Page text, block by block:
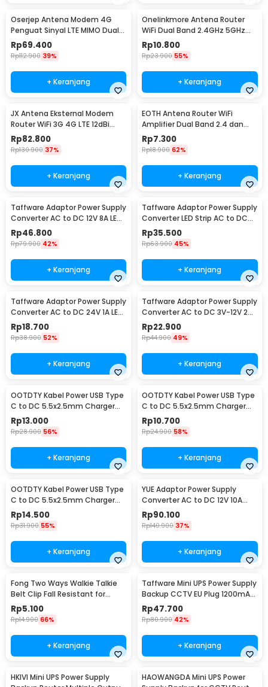
Oserjep Antena Modem 4G
Penguat Sinyal LTE MIMO Dual
SMA 700-2600MHz - LF-
ANT4G01
Rp69.400
Rp112.900 39%
+ Keranjang
Onelinkmore Antena Router
WiFi Dual Band 2.4GHz 5GHz
10dBi RP-SMA Male
Rp10.800
Rp23.900 55%
+ Keranjang
JX Antena Eksternal Modem
Router WiFi 3G 4G LTE 12dBi
Konektor SMA - GJX-698-
3800-10
Rp82.800
Rp130.900 37%
+ Keranjang
EOTH Antena Router WiFi
Amplifier Dual Band 2.4 dan
5GHz RP-SMA Male
Rp7.300
Rp18.900 62%
+ Keranjang
Taffware Adaptor Power Supply
Converter AC to DC 12V 8A LED
Strip - 1280
Rp46.800
Rp79.900 42%
+ Keranjang
Taffware Adaptor Power Supply
Converter LED Strip AC to DC
12V 4A - 1240
Rp35.500
Rp63.900 45%
+ Keranjang
Taffware Adaptor Power Supply
Converter AC to DC 24V 1A LED
Strip - 2410
Rp18.700
Rp38.900 52%
+ Keranjang
Taffware Adaptor Power Supply
Converter AC to DC 3V-12V 2A
Adjustable - 31220
Rp22.900
Rp44.900 49%
+ Keranjang
OOTDTY Kabel Power USB Type
C to DC 5.5x2.5mm Charger
Router CCTV 97cm 20V -
PA12M
Rp13.000
Rp28.900 56%
+ Keranjang
OOTDTY Kabel Power USB Type
C to DC 5.5x2.5mm Charger
Router CCTV 97cm 12V - PA12M
Rp10.700
Rp24.900 58%
+ Keranjang
OOTDTY Kabel Power USB Type
C to DC 5.5x2.5mm Charger
Router CCTV 97cm 9V - PA12M
Rp14.500
Rp31.900 55%
+ Keranjang
YUE Adaptor Power Supply
Converter AC to DC 12V 10A
120W - PS-12VDC10AMP
Rp90.100
Rp140.900 37%
+ Keranjang
Fong Two Ways Walkie Talkie
Belt Clip Fall Resistant for
Baofeng UV-82
Rp5.100
Rp14.900 66%
+ Keranjang
Taffware Mini UPS Power Supply
Backup CCTV EU Plug 1200mAh
5V/2A - QX-2352C
Rp47.700
Rp80.900 42%
+ Keranjang
HKIVI Mini UPS Power Supply
HAOWANGDA Mini UPS Power